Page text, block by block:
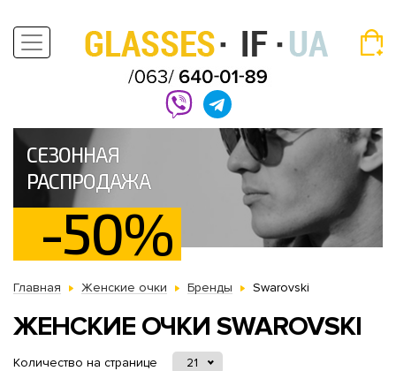
СЕЗОННАЯ
РАСПРОДАЖА
-50%
Главная Женские очки Бренды Swarovski
ЖЕНСКИЕ ОЧКИ SWAROVSKI
Количество на странице
21